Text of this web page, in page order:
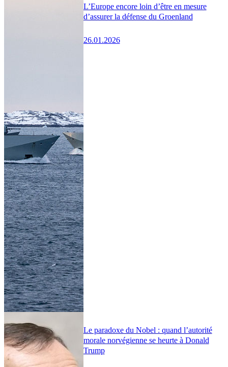
L’Europe encore loin d’être en mesure
d’assurer la défense du Groenland
26.01.2026
Le paradoxe du Nobel : quand l’autorité
morale norvégienne se heurte à Donald
Trump